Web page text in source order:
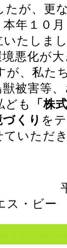
たが、更
年１０
いたしま
悪化が
が、私た
被害等
ども
「株
くり を
ていただ
ス・ビ